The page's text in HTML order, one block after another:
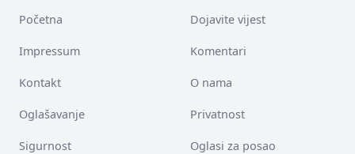
Početna Dojavite vijest
Impressum Komentari
Kontakt O nama
Oglašavanje Privatnost
Sigurnost Oglasi za posao